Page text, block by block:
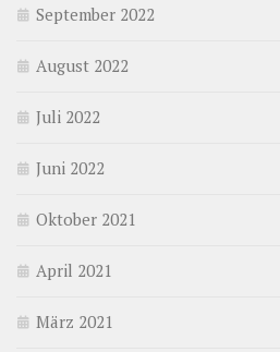
September 2022
August 2022
Juli 2022
Juni 2022
Oktober 2021
April 2021
März 2021